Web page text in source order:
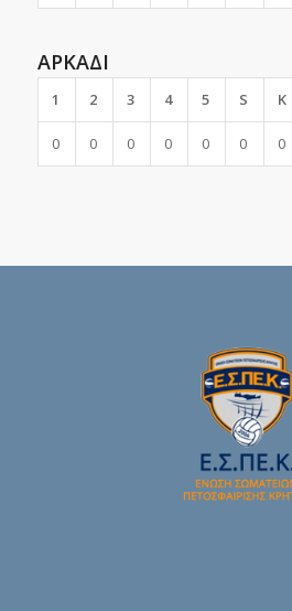
ΑΡΚΑΔΙ
1 2 3 4 5 S K
0 0 0 0 0 0 0